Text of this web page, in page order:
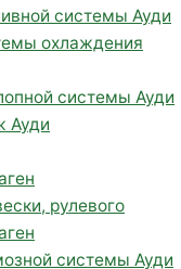
системы Ауди
охлаждения
системы Ауди
Ауди
рулевого
системы Ауди